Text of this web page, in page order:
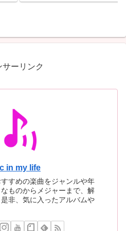
ャ
産声を上げたサイコビリー
ァスト、そして最もユーモ
サーリンク
in my life
すめの楽曲をジャンルや年
ものからメジャーまで、解
非、気に入ったアルバムや